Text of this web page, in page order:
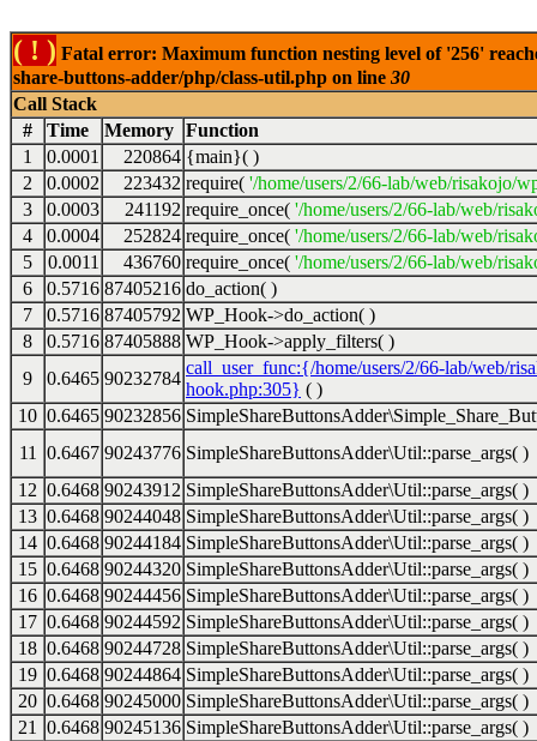
( ! ) Fatal error: Maximum function nesting level of '256'
share-buttons-adder/php/class-util.php on line 30
Call Stack
#
Time Memory Function
1
0.0001 220864 {main}( )
2
0.0002 223432 require( '/home/users/2/66-lab/web/risakojo/
3
0.0003 241192 require_once( '/home/users/2/66-lab/web/
4
0.0004 252824 require_once( '/home/users/2/66-lab/web/
5
0.0011 436760 require_once( '/home/users/2/66-lab/web/
6
0.5716 87405216 do_action( )
7
0.5716 87405792 WP_Hook->do_action( )
8
0.5716 87405888 WP_Hook->apply_filters( )
9
0.6465 90232784
call_user_func:{/home/users/2/66-lab/web/
hook.php:305} ( )
10 0.6465 90232856
11
0.6467 90243776 SimpleShareButtonsAdder\Util::parse_args( )
12 0.6468 90243912 SimpleShareButtonsAdder\Util::parse_args( )
13 0.6468 90244048 SimpleShareButtonsAdder\Util::parse_args( )
14 0.6468 90244184 SimpleShareButtonsAdder\Util::parse_args( )
15 0.6468 90244320 SimpleShareButtonsAdder\Util::parse_args( )
16 0.6468 90244456 SimpleShareButtonsAdder\Util::parse_args( )
17 0.6468 90244592 SimpleShareButtonsAdder\Util::parse_args( )
18 0.6468 90244728 SimpleShareButtonsAdder\Util::parse_args( )
19 0.6468 90244864 SimpleShareButtonsAdder\Util::parse_args( )
20 0.6468 90245000 SimpleShareButtonsAdder\Util::parse_args( )
21
0.6468 90245136 SimpleShareButtonsAdder\Util::parse_args( )